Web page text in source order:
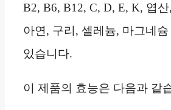
B2, B6, B12, C, D, E, K, 엽
아연, 구리, 셀레늄, 마그네
있습니다.
이 제품의 효능은 다음과 같